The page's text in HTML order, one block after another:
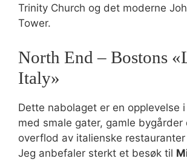
Trinity Church og det moderne
Tower.
North End – Bostons
Italy»
Dette nabolaget er en opplevelse i
med smale gater, gamle bygårder
overflod av italienske
Jeg anbefaler sterkt et besøk til